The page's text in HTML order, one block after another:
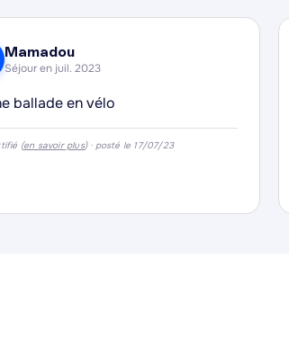
Mamadou
Séjour en juil. 2023
ballade en vélo
(en savoir plus) · posté le 17/07/23